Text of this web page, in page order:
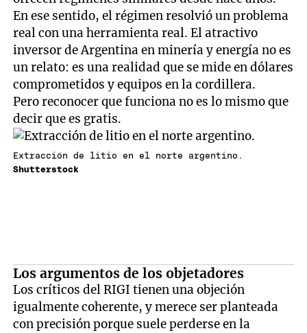
En ese sentido, el régimen resolvió un problema
real con una herramienta real. El atractivo
inversor de Argentina en minería y energía no es
un relato: es una realidad que se mide en dólares
comprometidos y equipos en la cordillera.
Pero reconocer que funciona no es lo mismo que
decir que es gratis.
Extracción de litio en el norte argentino.
Shutterstock
Los argumentos de los objetadores
Los críticos del RIGI tienen una objeción
igualmente coherente, y merece ser planteada
con precisión porque suele perderse en la